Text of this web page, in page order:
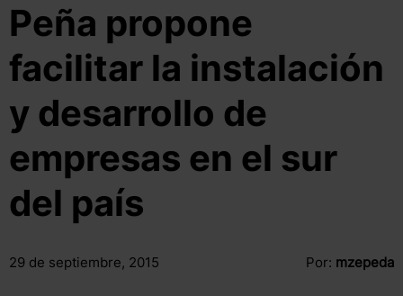
Peña propone
facilitar la instalación
y desarrollo de
empresas en el sur
del país
29 de septiembre, 2015 Por: mzepeda